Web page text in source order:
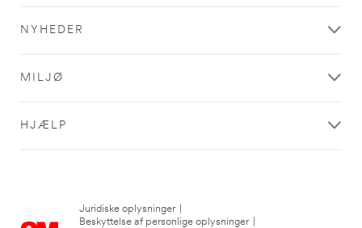
NYHEDER
MILJØ
HJÆLP
Juridiske oplysninger
Beskyttelse af personlige oplysninger